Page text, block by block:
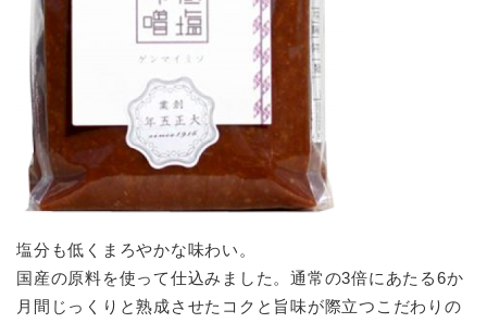
塩分も低くまろやかな味わい。
国産の原料を使って仕込みました。通常の3倍にあたる6か
月間じっくりと熟成させたコクと旨味が際立つこだわりの